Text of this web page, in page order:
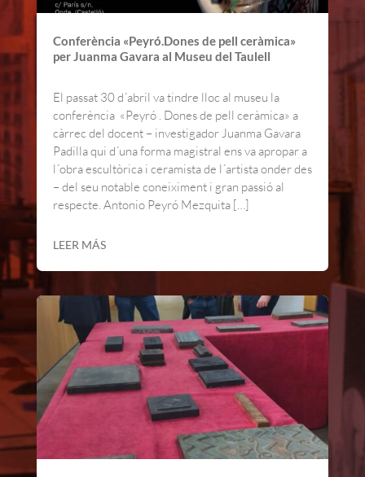
Conferència «Peyró.Dones de pell ceràmica»
per Juanma Gavara al Museu del Taulell
El passat 30 d´abril va tindre lloc al museu la
conferència «Peyró . Dones de pell ceràmica» a
càrrec del docent – investigador Juanma Gavara
Padilla qui d´una forma magistral ens va apropar a
l´obra escultòrica i ceramista de l´artista onder des
– del seu notable coneiximent i gran passió al
respecte. Antonio Peyró Mezquita […]
LEER MÁS